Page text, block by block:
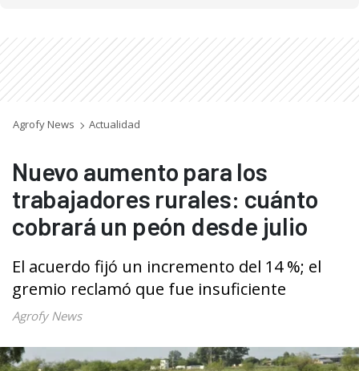
Agrofy News Actualidad
Nuevo aumento para los
trabajadores rurales: cuánto
cobrará un peón desde julio
El acuerdo fijó un incremento del 14 %; el
gremio reclamó que fue insuficiente
Agrofy News